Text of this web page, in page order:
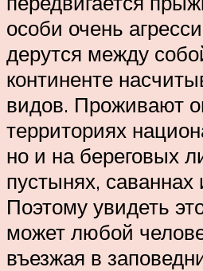
особи очень
дерутся между
континенте
видов. Проживают
территориях
но и на береговых
пустынях,
Поэтому увидеть
может любой
въезжая в